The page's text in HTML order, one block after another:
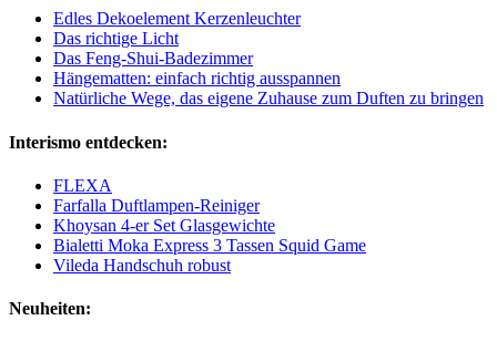
Edles Dekoelement Kerzenleuchter
Das richtige Licht
Das Feng-Shui-Badezimmer
Hängematten: einfach richtig ausspannen
Natürliche Wege, das eigene Zuhause zum Duften zu bringen
Interismo entdecken:
FLEXA
Farfalla Duftlampen-Reiniger
Khoysan 4-er Set Glasgewichte
Bialetti Moka Express 3 Tassen Squid Game
Vileda Handschuh robust
Neuheiten: